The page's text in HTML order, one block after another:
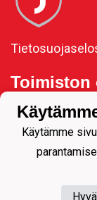
Toimiston
Kauppakatu 11,
Joensuu
Käytämme